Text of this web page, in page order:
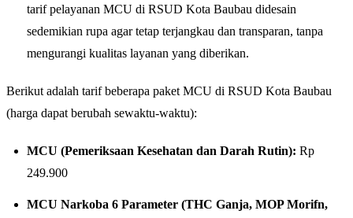
tarif pelayanan MCU di RSUD Kota Baubau didesain
sedemikian rupa agar tetap terjangkau dan transparan, tanpa
mengurangi kualitas layanan yang diberikan.
Berikut adalah tarif beberapa paket MCU di RSUD Kota Baubau
(harga dapat berubah sewaktu-waktu):
MCU (Pemeriksaan Kesehatan dan Darah Rutin): Rp
249.900
MCU Narkoba 6 Parameter (THC Ganja, MOP Morifn,